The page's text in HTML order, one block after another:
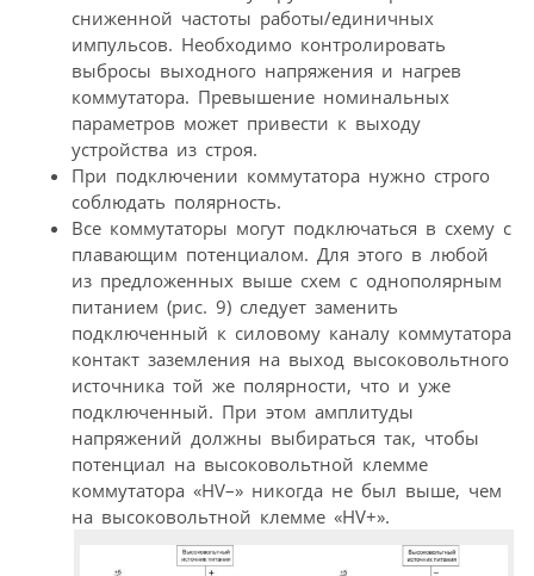
сниженной частоты работы/единичных
импульсов. Необходимо контролировать
выбросы выходного напряжения и нагрев
коммутатора. Превышение номинальных
параметров может привести к выходу
устройства из строя.
При подключении коммутатора нужно строго
соблюдать полярность.
Все коммутаторы могут подключаться в схему с
плавающим потенциалом. Для этого в любой
из предложенных выше схем с однополярным
питанием (рис. 9) следует заменить
подключенный к силовому каналу коммутатора
контакт заземления на выход высоковольтного
источника той же полярности, что и уже
подключенный. При этом амплитуды
напряжений должны выбираться так, чтобы
потенциал на высоковольтной клемме
коммутатора «HV–» никогда не был выше, чем
на высоковольтной клемме «HV+».